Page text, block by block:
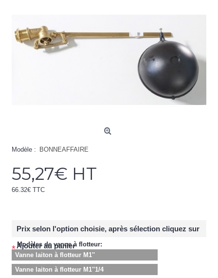
Modèle : BONNEAFFAIRE
55,27€ HT
66.32€ TTC
Prix selon l'option choisie, après sélection cliquez sur
Ajouter au panier
* Modèles de vanne à flotteur:
Vanne laiton à flotteur M1''
Vanne laiton à flotteur M1''1/4